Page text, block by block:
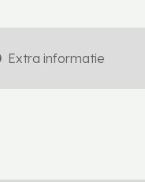
Extra informatie